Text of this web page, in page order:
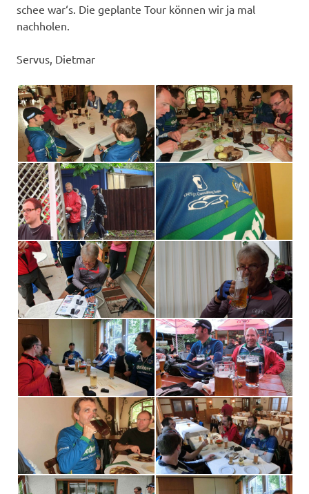
schee war‘s. Die geplante Tour können wir ja mal
nachholen.
Servus, Dietmar